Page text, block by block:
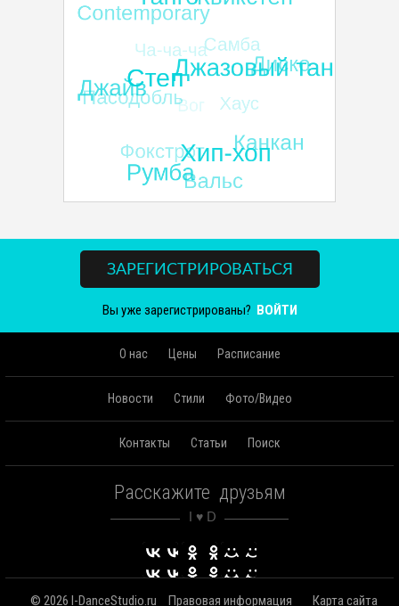
ЗАРЕГИСТРИРОВАТЬСЯ
Вы уже зарегистрированы? ВОЙТИ
О нас Цены Расписание
Новости Стили Фото/Видео
Контакты Статьи Поиск
Расскажите друзьям
© 2026 I-DanceStudio.ru Правовая информация Карта сайта